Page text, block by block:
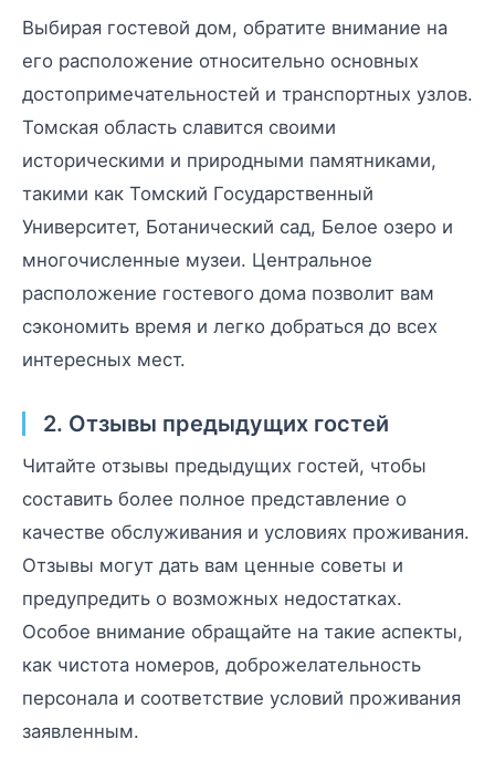
Выбирая гостевой дом, обратите внимание на
его расположение относительно основных
достопримечательностей и транспортных узлов.
Томская область славится своими
историческими и природными памятниками,
такими как Томский Государственный
Университет, Ботанический сад, Белое озеро и
многочисленные музеи. Центральное
расположение гостевого дома позволит вам
сэкономить время и легко добраться до всех
интересных мест.
2. Отзывы предыдущих гостей
Читайте отзывы предыдущих гостей, чтобы
составить более полное представление о
качестве обслуживания и условиях проживания.
Отзывы могут дать вам ценные советы и
предупредить о возможных недостатках.
Особое внимание обращайте на такие аспекты,
как чистота номеров, доброжелательность
персонала и соответствие условий проживания
заявленным.